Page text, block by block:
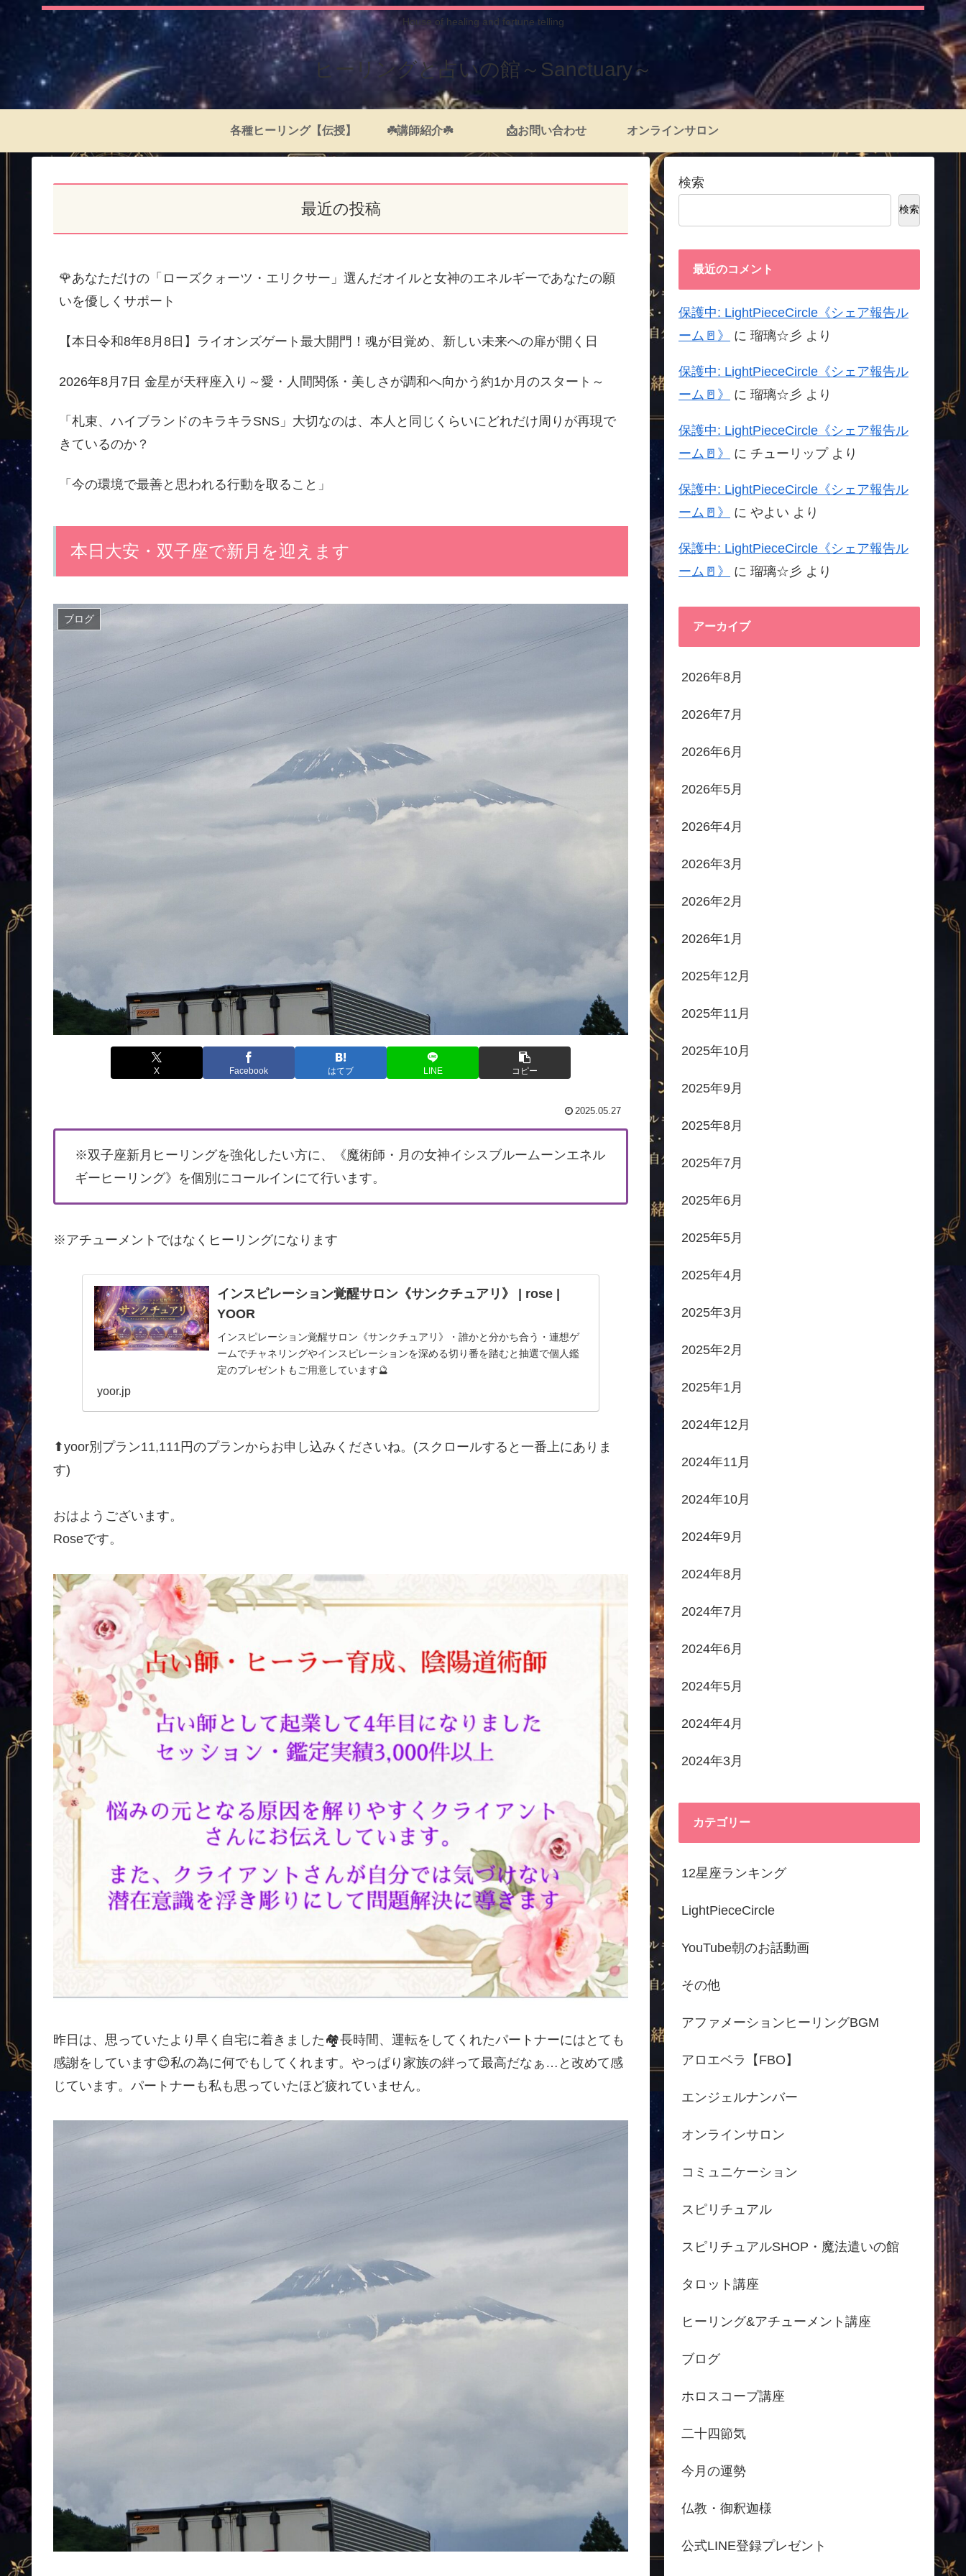
House of healing and fortune telling
ヒーリングと占いの館～Sanctuary～
各種ヒーリング【伝授】 ☘️講師紹介☘️ 📩お問い合わせ オンラインサロン
最近の投稿
🌹あなただけの「ローズクォーツ・エリクサー」選んだオイルと女神のエネルギーであなたの願
いを優しくサポート
【本日令和8年8月8日】ライオンズゲート最大開門！魂が目覚め、新しい未来への扉が開く日
2026年8月7日 金星が天秤座入り～愛・人間関係・美しさが調和へ向かう約1か月のスタート～
「札束、ハイブランドのキラキラSNS」大切なのは、本人と同じくらいにどれだけ周りが再現で
きているのか？
「今の環境で最善と思われる行動を取ること」
本日大安・双子座で新月を迎えます
ブログ
X Facebook はてブ LINE コピー
2025.05.27
※双子座新月ヒーリングを強化したい方に、《魔術師・月の女神イシスブルームーンエネル
ギーヒーリング》を個別にコールインにて行います。
※アチューメントではなくヒーリングになります
インスピレーション覚醒サロン《サンクチュアリ》 | rose |
YOOR
インスピレーション覚醒サロン《サンクチュアリ》・誰かと分かち合う・連想ゲ
ームでチャネリングやインスピレーションを深める切り番を踏むと抽選で個人鑑
定のプレゼントもご用意しています🔮
yoor.jp
⬆yoor別プラン11,111円のプランからお申し込みくださいね。(スクロールすると一番上にありま
す)
おはようございます。
Roseです。
昨日は、思っていたより早く自宅に着きました🏘️長時間、運転をしてくれたパートナーにはとても
感謝をしています😊私の為に何でもしてくれます。やっぱり家族の絆って最高だなぁ…と改めて感
じています。パートナーも私も思っていたほど疲れていません。
検索
検索
最近のコメント
保護中: LightPieceCircle《シェア報告ル
ーム🚪》
に 瑠璃☆彡 より
保護中: LightPieceCircle《シェア報告ル
ーム🚪》
に 瑠璃☆彡 より
保護中: LightPieceCircle《シェア報告ル
ーム🚪》
に チューリップより
保護中: LightPieceCircle《シェア報告ル
ーム🚪》
に やよい より
保護中: LightPieceCircle《シェア報告ル
ーム🚪》
に 瑠璃☆彡 より
アーカイブ
2026年8月
2026年7月
2026年6月
2026年5月
2026年4月
2026年3月
2026年2月
2026年1月
2025年12月
2025年11月
2025年10月
2025年9月
2025年8月
2025年7月
2025年6月
2025年5月
2025年4月
2025年3月
2025年2月
2025年1月
2024年12月
2024年11月
2024年10月
2024年9月
2024年8月
2024年7月
2024年6月
2024年5月
2024年4月
2024年3月
カテゴリー
12星座ランキング
LightPieceCircle
YouTube朝のお話動画
その他
アファメーションヒーリングBGM
アロエベラ【FBO】
エンジェルナンバー
オンラインサロン
コミュニケーション
スピリチュアル
スピリチュアルSHOP・魔法遣いの館
タロット講座
ヒーリング&アチューメント講座
ブログ
ホロスコープ講座
二十四節気
今月の運勢
仏教・御釈迦様
公式LINE登録プレゼント